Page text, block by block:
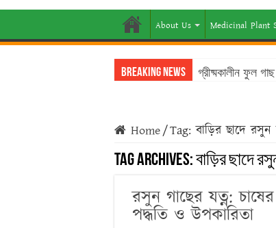
About Us Medicinal Plant
Breaking News গ্রীষ্মকালীন ফুল
Home/Tag:বাড়ির ছাদে রসুন
Tag Archives:বাড়ির ছাদে
রসুন গাছের যত্ন:
পদ্ধতি ও উপকারিতা